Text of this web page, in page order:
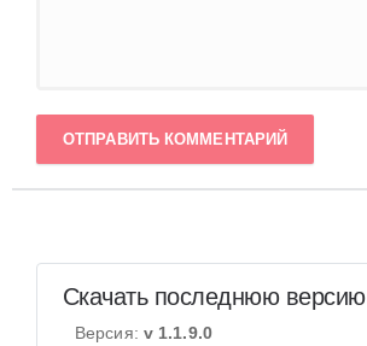
ОТПРАВИТЬ КОММЕНТАРИЙ
Скачать последнюю версию
Версия: v 1.1.9.0